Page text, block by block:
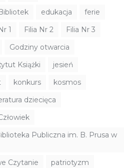
edukacja
ferie
1 Filia Nr 2
Filia Nr 3
Godziny otwarcia
Książki
jesień
konkurs
kosmos
dziecięca
Publiczna im. B. Prusa w
Czytanie
patriotyzm